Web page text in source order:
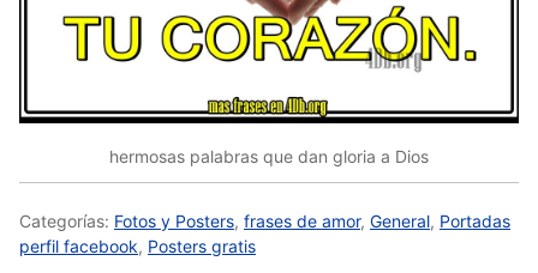
hermosas palabras que dan gloria a Dios
Categorías: Fotos y Posters, frases de amor, General, Portadas
perfil facebook, Posters gratis